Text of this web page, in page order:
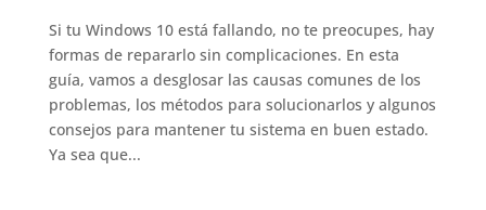
Si tu Windows 10 está fallando, no te preocupes, hay
formas de repararlo sin complicaciones. En esta
guía, vamos a desglosar las causas comunes de los
problemas, los métodos para solucionarlos y algunos
consejos para mantener tu sistema en buen estado.
Ya sea que...